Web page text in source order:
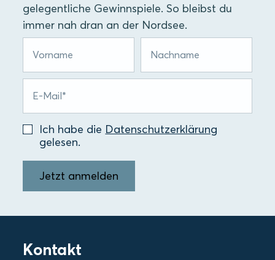
gelegentliche Gewinnspiele. So bleibst du
immer nah dran an der Nordsee.
Ich habe die Datenschutzerklärung
gelesen.
Jetzt anmelden
Kontakt